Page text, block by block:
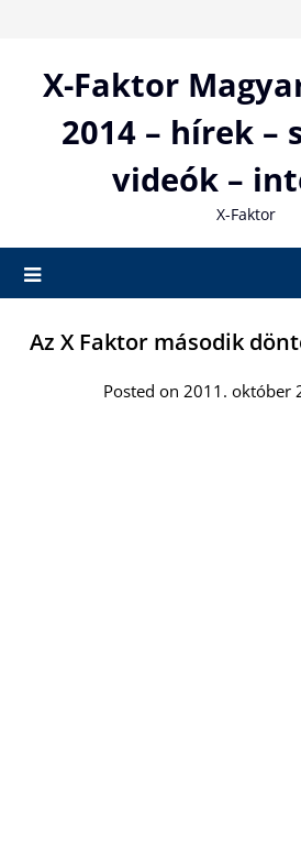
contentX-Faktor
2014 – hírek –
videók –
X-Faktor
Az X Faktor második
Posted on 2011. október